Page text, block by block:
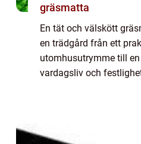
gräsmatta
En tät och välskött
en trädgård från ett
utomhusutrymme till
vardagsliv och